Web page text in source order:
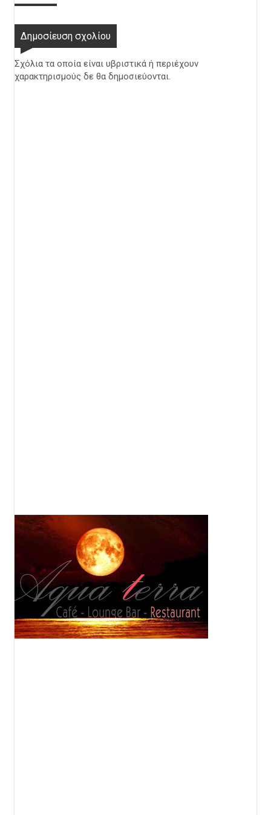
Δημοσίευση σχολίου
Σχόλια τα οποία είναι υβριστικά ή περιέχουν
χαρακτηρισμούς δε θα δημοσιεύονται.